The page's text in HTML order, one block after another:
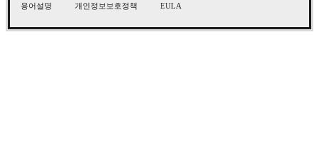
용어설명 개인정보보호정책 EULA